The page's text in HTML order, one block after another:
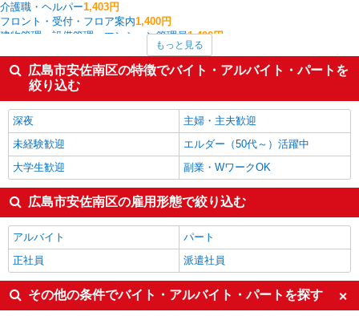
介護職・ヘルパー1,403円
フロント・受付・フロア案内1,400円
建物管理・設備管理・マンション管理員1,400円
板金・塗装・溶接1,350円
レストラン・専門料理店1,333円
看護師・保健師・看護助手・助産師
広島市安佐南区の他の職種の平均時給を見る
もっと見る
広島市安佐南区の特徴でバイト・アルバイト・パートを
絞り込む
深夜
主婦・主夫歓迎
未経験歓迎
エルダー（50代～）活躍中
大学生歓迎
副業・WワークOK
広島市安佐南区の雇用形態で絞り込む
アルバイト
パート
正社員
派遣社員
その他の条件でバイト・アルバイト・パートを探す